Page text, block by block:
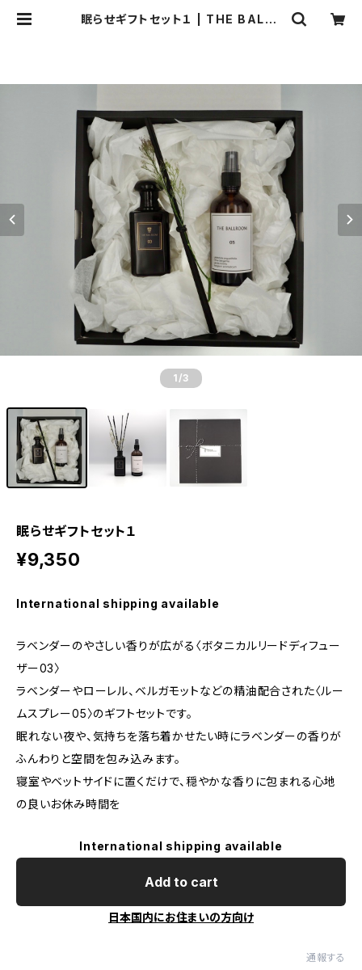
眠らせギフトセット１ | THE BALLR
1 /3
眠らせギフトセット１
¥9,350
International shipping available
ラベンダーのやさしい香りが広がる〈ボタニカルリードディフュー
ザー03〉
ラベンダーやローレル、ベルガモットなどの精油配合された〈ルー
ムスプレー05〉のギフトセットです。
眠れない夜や、気持ちを落ち着かせたい時にラベンダーの香りが
ふんわりと空間を包み込みます。
寝室やベットサイドに置くだけで、穏やかな香りに包まれる心地
の良いお休み時間を
International shipping available
Add to cart
日本国内にお住まいの方向け
通報する